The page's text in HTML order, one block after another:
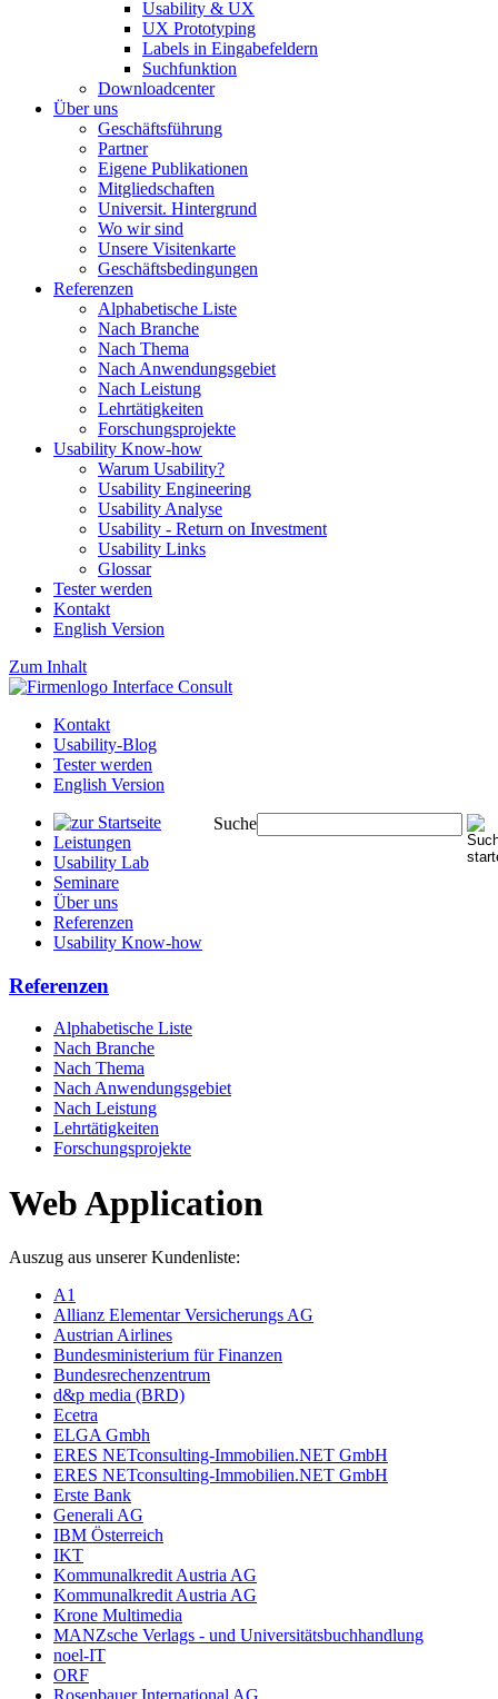
Usability & UX
UX Prototyping
Labels in Eingabefeldern
Suchfunktion
Downloadcenter
Über uns
Geschäftsführung
Partner
Eigene Publikationen
Mitgliedschaften
Universit. Hintergrund
Wo wir sind
Unsere Visitenkarte
Geschäftsbedingungen
Referenzen
Alphabetische Liste
Nach Branche
Nach Thema
Nach Anwendungsgebiet
Nach Leistung
Lehrtätigkeiten
Forschungsprojekte
Usability Know-how
Warum Usability?
Usability Engineering
Usability Analyse
Usability - Return on Investment
Usability Links
Glossar
Tester werden
Kontakt
English Version
Zum Inhalt
Kontakt
Usability-Blog
Tester werden
English Version
Suche
Leistungen
Usability Lab
Seminare
Über uns
Referenzen
Usability Know-how
Referenzen
Alphabetische Liste
Nach Branche
Nach Thema
Nach Anwendungsgebiet
Nach Leistung
Lehrtätigkeiten
Forschungsprojekte
Web Application
Auszug aus unserer Kundenliste:
A1
Allianz Elementar Versicherungs AG
Austrian Airlines
Bundesministerium für Finanzen
Bundesrechenzentrum
d&p media (BRD)
Ecetra
ELGA Gmbh
ERES NETconsulting-Immobilien.NET GmbH
ERES NETconsulting-Immobilien.NET GmbH
Erste Bank
Generali AG
IBM Österreich
IKT
Kommunalkredit Austria AG
Kommunalkredit Austria AG
Krone Multimedia
MANZsche Verlags - und Universitätsbuchhandlung
noel-IT
ORF